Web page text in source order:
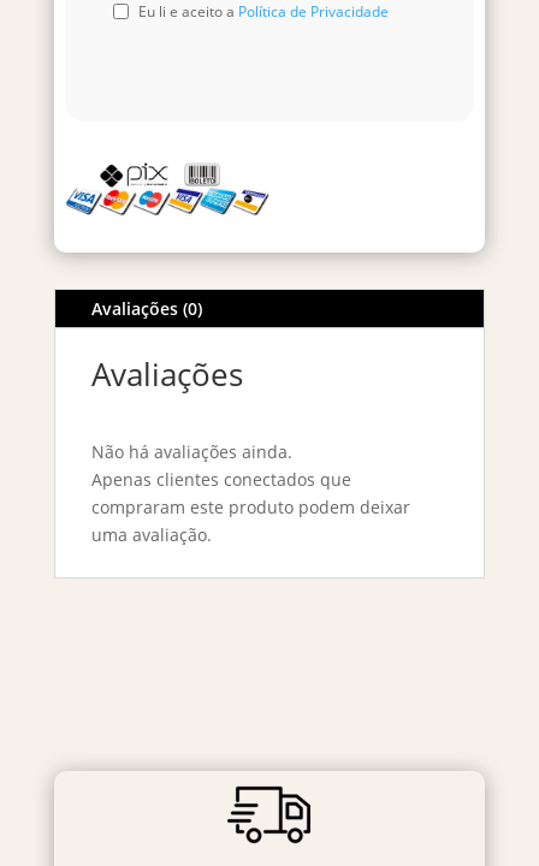
Eu li e aceito a Política de Privacidade
Avaliações (0)
Avaliações
Não há avaliações ainda.
Apenas clientes conectados que
compraram este produto podem deixar
uma avaliação.